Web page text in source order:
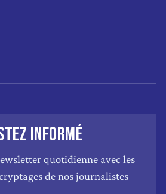
INFORMÉ
quotidienne avec les
de nos journalistes